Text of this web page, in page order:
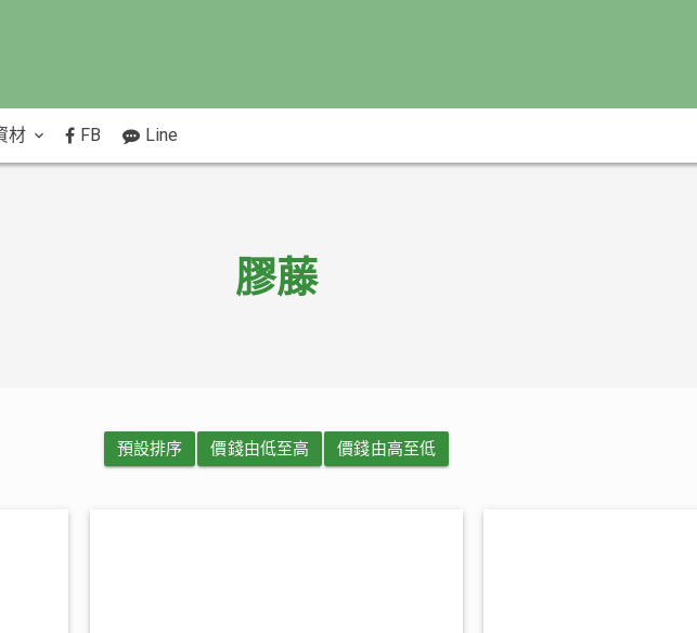
材 FB Line
膠藤
預設排序 價錢由低至高 價錢由高至低